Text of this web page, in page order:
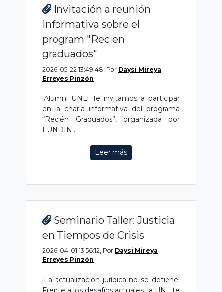
Invitación a reunión
informativa sobre el
program "Recien
graduados"
2026-05-22 13:49:48, Por Daysi Mireya
Erreyes Pinzón
¡Alumni UNL! Te invitamos a participar
en la charla informativa del programa
“Recién Graduados”, organizada por
LUNDIN...
Leer más
Seminario Taller: Justicia
en Tiempos de Crisis
2026-04-01 13:56:12, Por Daysi Mireya
Erreyes Pinzón
¡La actualización jurídica no se detiene!
Frente a los desafíos actuales, la UNL te